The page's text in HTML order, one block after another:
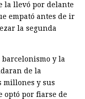
la llevó por delante
empató antes de ir
la segunda
y la
de la
millones y sus
optó por fiarse de